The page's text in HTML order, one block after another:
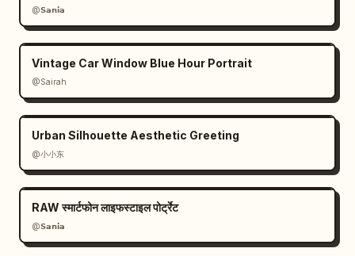
@𝗦𝗮𝗻𝗶𝗮
Vintage Car Window Blue Hour Portrait
@Sairah
Urban Silhouette Aesthetic Greeting
@小小东
RAW स्मार्टफोन लाइफस्टाइल पोर्ट्रेट
@𝗦𝗮𝗻𝗶𝗮